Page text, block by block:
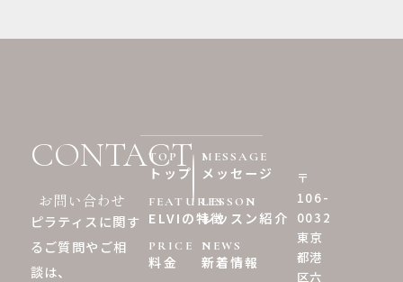
CONTACT
お問い合わせ
ピラティスに関す
るご質問やご相
談は、
TOP
トップ
MESSAGE
メッセージ
FEATURES
ELVIの特徴
LESSON
レッスン紹介
PRICE
料金
NEWS
新着情報
〒
106-
0032
東京
都港
区六